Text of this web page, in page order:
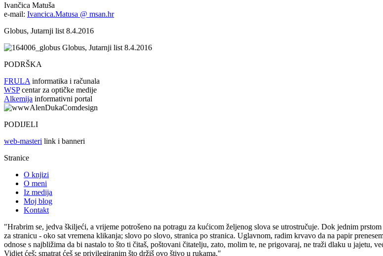
Ivančica Matuša
e-mail: Ivancica.Matusa @ msan.hr
Globus, Jutarnji list 8.4.2016
Globus, Jutarnji list 8.4.2016
PODRŠKA
FRULA informatika i računala
WSPcentar za optičke medije
Alkemija informativni portal
PODIJELI
web-masteri link i banneri
Stranice
O knjizi
O meni
Iz medija
Moj blog
Kontakt
"Hrabrim se, jedva škiljeći, a vrijeme potrošeno na potragu za kućicom željenog slova se utrostručuje. Dok jednim
za stranicu - oko sat vremena klikanja; slovo po slovo, stranica po stranica. Uglavnom, radim krvavo da na papir
odnose s najbližima da bi nastalo to što ti čitaš, poštovani čitatelju, zato, molim te, ne prigovaraj, ne traži dlaku u jajetu,
Vidjet ćeš; smatrat ćeš se privilegiranim što držiš ovo štivo u rukama."